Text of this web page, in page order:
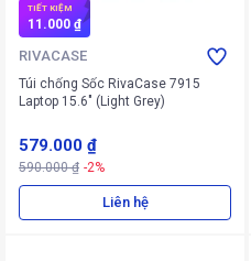
TIẾT KIỆM
11.000 ₫
RIVACASE
Túi chống Sốc RivaCase 7915
Laptop 15.6" (Light Grey)
579.000 ₫
590.000 ₫ -2%
Liên hệ